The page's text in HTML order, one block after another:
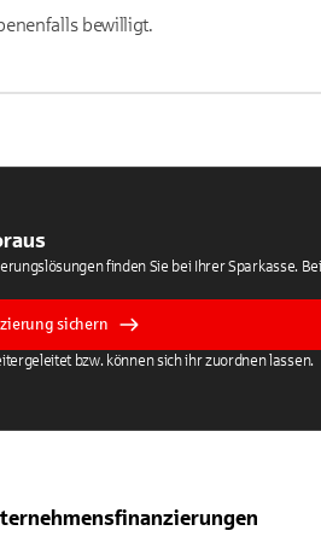
bewilligt.
finden Sie bei Ihrer Sparkasse.
sichern
bzw. können sich ihr zuordnen lassen.